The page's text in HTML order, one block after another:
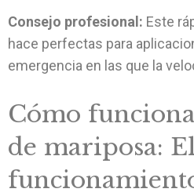
Consejo profesional: Este
hace perfectas para
emergencia en las que la
Cómo
de mariposa: